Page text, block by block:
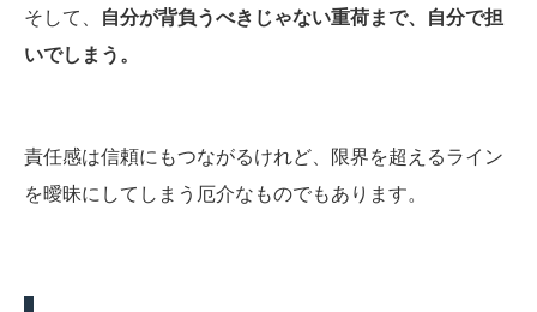
そして、
自分が背負うべきじゃない重荷まで、自分で担
いでしまう。
責任感は信頼にもつながるけれど、限界を超えるライン
を曖昧にしてしまう厄介なものでもあります。